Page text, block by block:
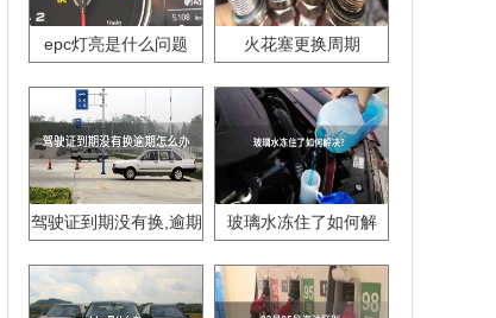
epc灯亮是什么问题 火花塞更换周期
驾驶证到期没有换,逾期
玻璃水冻住了如何解